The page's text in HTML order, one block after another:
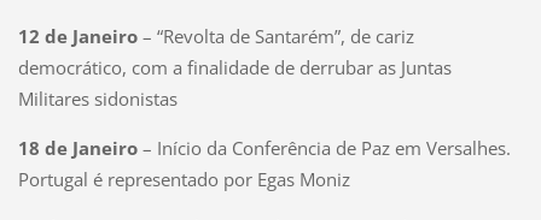
12 de Janeiro – “Revolta de Santarém”, de cariz
democrático, com a finalidade de derrubar as Juntas
Militares sidonistas
18 de Janeiro – Início da Conferência de Paz em Versalhes.
Portugal é representado por Egas Moniz